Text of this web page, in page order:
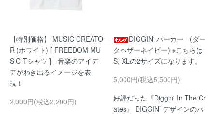
【特別価格】 MUSIC CREATO
R (ホワイト) [ FREEDOM MU
SIC Tシャツ ] - 音楽のアイデ
アがわき出るイメージを表
現！
2,000円(税込2,200円)
DIGGIN' パーカー - (ダー
クヘザーネイビー) ※こちらは
S, XLの2サイズになります。
5,000円(税込5,500円)
好評だった『Diggin' In The Cr
ates』 DIGGIN’ デザインのパ